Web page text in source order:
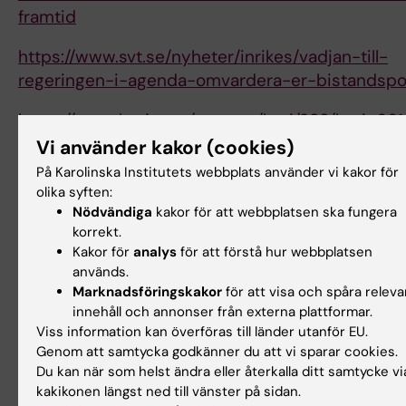
framtid
https://www.svt.se/nyheter/inrikes/vadjan-till-
regeringen-i-agenda-omvardera-er-
https://www.bmj.com/content/bmj/389/
https://www.sverigesradio.se/artikel/
aidsdagen
https://www.sverigesradio.se/artikel/just-nu-
utvecklingsbistandet-till-fem-lander-stryps
https://swedev.dev/aid-cuts-in-a-global-
mia-ekstrom-interviewed-on-ekot/
https://www.ottar.se/vi-hade-slutet-pa-hiv-
runt-hornet/
Vi använder kakor (cookies)
På Karolinska Institutets webbplats använder vi kakor för
olika syften:
Nödvändiga kakor för att webbplatsen ska fungera
korrekt.
Kakor för analys för att förstå hur webbplatsen
används.
Marknadsföringskakor för att visa och spåra
innehåll och annonser från externa plattformar.
Viss information kan överföras till länder utanför EU.
Genom att samtycka godkänner du att vi sparar cookies.
Du kan när som helst ändra eller återkalla ditt samtycke
kakikonen längst ned till vänster på sidan.